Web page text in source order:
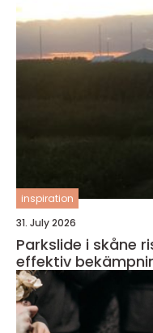
inspiration
31. July 2026
Parkslide i skåne risker, lagstiftning och
effektiv